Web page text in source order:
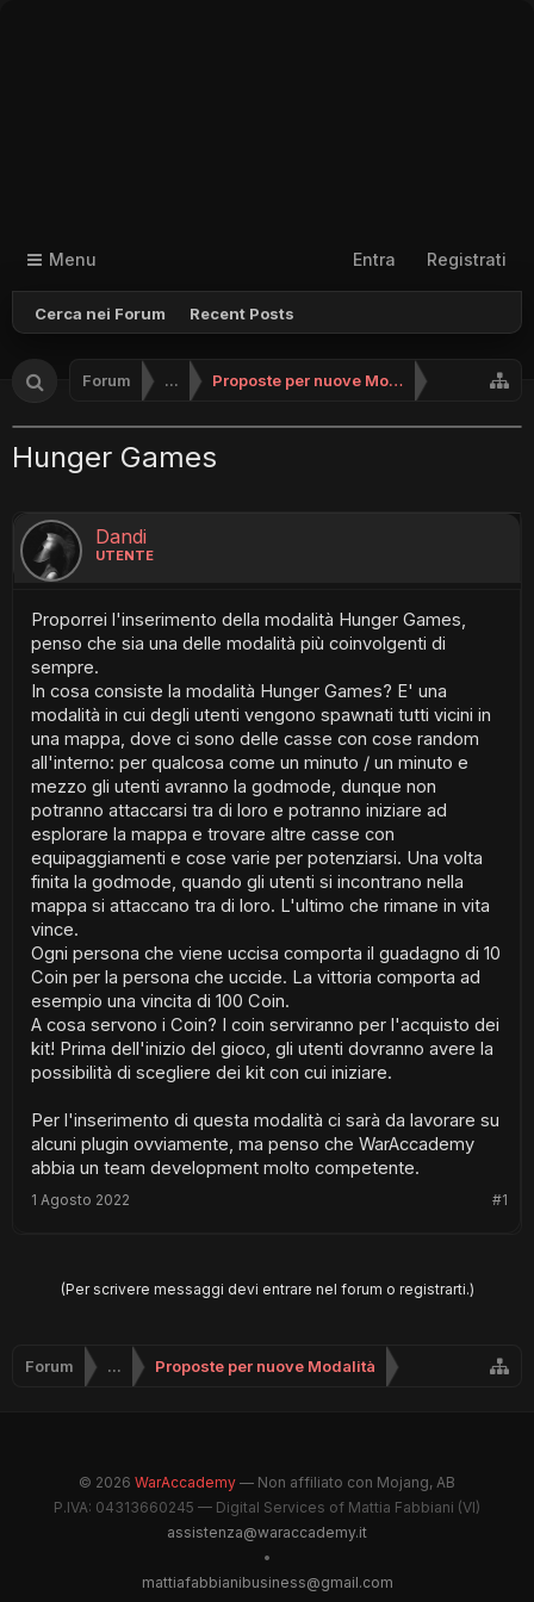
Menu
Cerca nei Forum Recent Posts
Entra Registrati
Forum ... Proposte per nuove Modalità
Hunger Games
Dandi
UTENTE
Proporrei l'inserimento della modalità Hunger Games,
penso che sia una delle modalità più coinvolgenti di
sempre.
In cosa consiste la modalità Hunger Games? E' una
modalità in cui degli utenti vengono spawnati tutti vicini in
una mappa, dove ci sono delle casse con cose random
all'interno: per qualcosa come un minuto / un minuto e
mezzo gli utenti avranno la godmode, dunque non
potranno attaccarsi tra di loro e potranno iniziare ad
esplorare la mappa e trovare altre casse con
equipaggiamenti e cose varie per potenziarsi. Una volta
finita la godmode, quando gli utenti si incontrano nella
mappa si attaccano tra di loro. L'ultimo che rimane in vita
vince.
Ogni persona che viene uccisa comporta il guadagno di 10
Coin per la persona che uccide. La vittoria comporta ad
esempio una vincita di 100 Coin.
A cosa servono i Coin? I coin serviranno per l'acquisto dei
kit! Prima dell'inizio del gioco, gli utenti dovranno avere la
possibilità di scegliere dei kit con cui iniziare.
Per l'inserimento di questa modalità ci sarà da lavorare su
alcuni plugin ovviamente, ma penso che WarAccademy
abbia un team development molto competente.
#1
1 Agosto 2022
(Per scrivere messaggi devi entrare nel forum o registrarti.)
Forum ... Proposte per nuove Modalità
© 2026 WarAccademy — Non affiliato con Mojang, AB
P.IVA: 04313660245 — Digital Services of Mattia Fabbiani (VI)
assistenza@waraccademy.it
•
mattiafabbianibusiness@gmail.com